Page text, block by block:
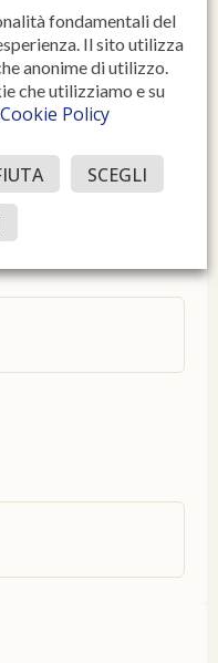
fondamentali del
Il sito utilizza
anonime di utilizzo.
che utilizziamo e su
Cookie Policy
SCEGLI